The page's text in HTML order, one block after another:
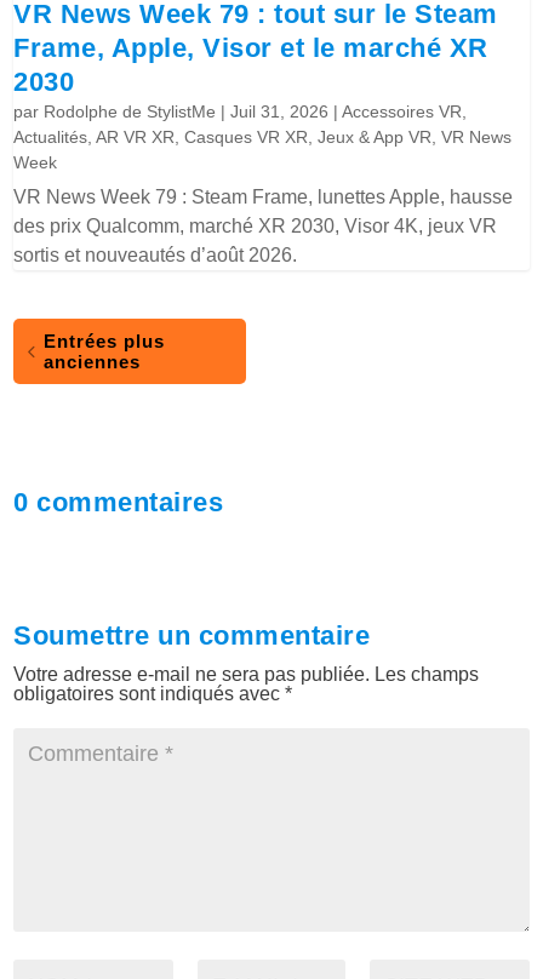
VR News Week 79 : tout sur le Steam
Frame, Apple, Visor et le marché XR
2030
par Rodolphe de StylistMe |Juil 31, 2026 |Accessoires VR
Actualités ,AR VR XR ,Casques VR XR ,Jeux & App VR ,VR News
Week
VR News Week 79 : Steam Frame, lunettes Apple, hausse
des prix Qualcomm, marché XR 2030, Visor 4K, jeux VR
sortis et nouveautés d’août 2026.
Entrées plus
anciennes
0 commentaires
Soumettre un commentaire
Votre adresse e-mail ne sera pas publiée. Les champs
obligatoires sont indiqués avec*